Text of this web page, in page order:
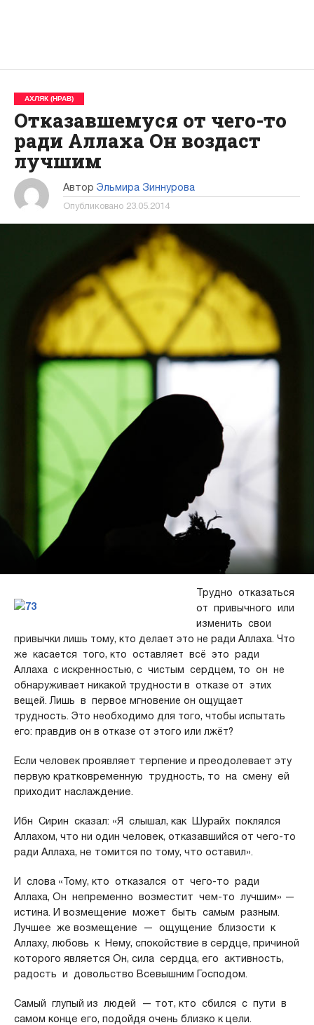
АХЛЯК (НРАВ)
Отказавшемуся от чего-то
ради Аллаха Он воздаст
лучшим
Автор Эльмира Зиннурова
Опубликовано 23.05.2014
Трудно отказаться
от привычного или
изменить свои
привычки лишь тому, кто делает это не ради Аллаха. Что
же касается того, кто оставляет всё это ради
Аллаха с искренностью, с чистым сердцем, то он не
обнаруживает никакой трудности в отказе от этих
вещей. Лишь в первое мгновение он ощущает
трудность. Это необходимо для того, чтобы испытать
его: правдив он в отказе от этого или лжёт?
Если человек проявляет терпение и преодолевает эту
первую кратковременную трудность, то на смену ей
приходит наслаждение.
Ибн Сирин сказал: «Я слышал, как Шурайх поклялся
Аллахом, что ни один человек, отказавшийся от чего-то
ради Аллаха, не томится по тому, что оставил».
И слова «Тому, кто отказался от чего-то ради
Аллаха, Он непременно возместит чем-то лучшим» —
истина. И возмещение может быть самым разным.
Лучшее же возмещение — ощущение близости к
Аллаху, любовь к Нему, спокойствие в сердце, причиной
которого является Он, сила сердца, его активность,
радость и довольство Всевышним Господом.
Самый глупый из людей — тот, кто сбился с пути в
самом конце его, подойдя очень близко к цели.